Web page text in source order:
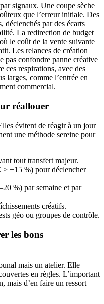
signaux. Une coupe sèche
que l’erreur initiale. Des
déclenchés par des écarts
La redirection de budget
le coût de la vente suivante
Les relances de création
pas confondre panne créative
ces respirations, avec des
larges, comme l’entrée en
commercial.
réallouer
évitent de réagir à un jour
une méthode sereine pour
tout transfert majeur.
> +15 %) pour déclencher
%) par semaine et par
créatifs.
géo ou groupes de contrôle.
les bons
mais un atelier. Elle
en règles. L’important
mais d’en faire un ressort